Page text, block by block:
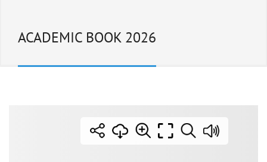
ACADEMIC BOOK 2026